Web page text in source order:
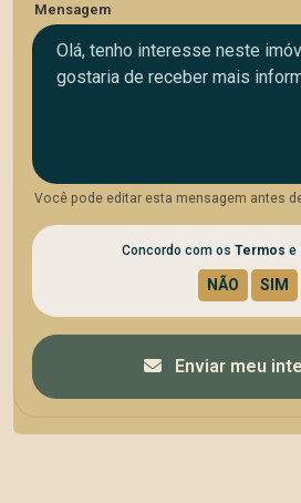
Mensagem
Você pode editar esta mensagem antes
Concordo com os Termos e
Enviar meu